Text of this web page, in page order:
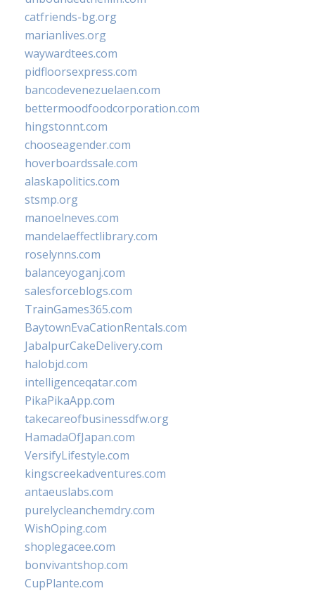
catfriends-bg.org
marianlives.org
waywardtees.com
pidfloorsexpress.com
bancodevenezuelaen.com
bettermoodfoodcorporation.com
hingstonnt.com
chooseagender.com
hoverboardssale.com
alaskapolitics.com
stsmp.org
manoelneves.com
mandelaeffectlibrary.com
roselynns.com
balanceyoganj.com
salesforceblogs.com
TrainGames365.com
BaytownEvaCationRentals.com
JabalpurCakeDelivery.com
halobjd.com
intelligenceqatar.com
PikaPikaApp.com
takecareofbusinessdfw.org
HamadaOfJapan.com
VersifyLifestyle.com
kingscreekadventures.com
antaeuslabs.com
purelycleanchemdry.com
WishOping.com
shoplegacee.com
bonvivantshop.com
CupPlante.com